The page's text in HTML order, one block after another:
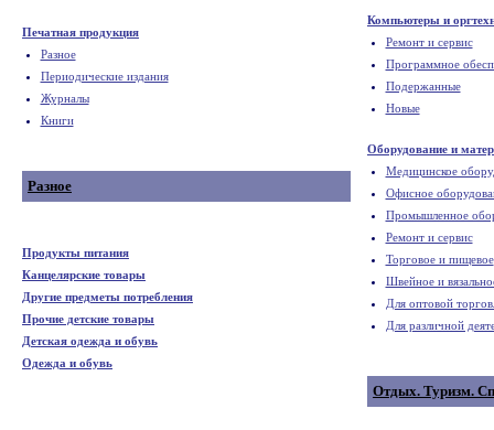
Печатная продукция
Разное
Периодические издания
Журналы
Книги
Разное
Продукты питания
Канцелярские товары
Другие предметы потребления
Прочие детские товары
Детская одежда и обувь
Одежда и обувь
Компьютеры и
Ремонт и сервис
Программное
Подержанные
Новые
Оборудование и
Медицинское
Офисное
Промышленное
Ремонт и сервис
Торговое и пищевое
Швейное и
Для оптовой
Для различной
Отдых. Туризм.